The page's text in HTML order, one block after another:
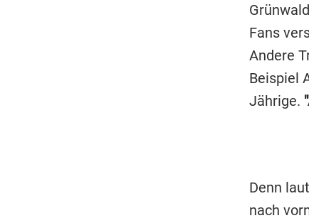
Fans
Andere
Beispiel
Jährige.
Denn
nach